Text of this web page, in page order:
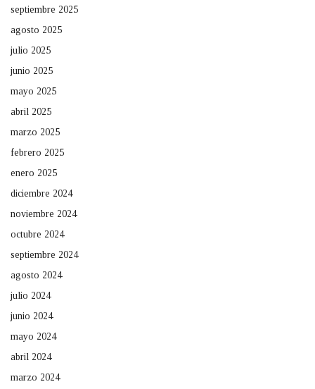
septiembre 2025
agosto 2025
julio 2025
junio 2025
mayo 2025
abril 2025
marzo 2025
febrero 2025
enero 2025
diciembre 2024
noviembre 2024
octubre 2024
septiembre 2024
agosto 2024
julio 2024
junio 2024
mayo 2024
abril 2024
marzo 2024